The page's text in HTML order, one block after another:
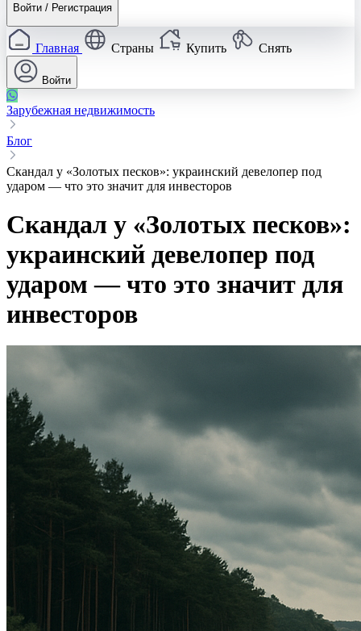
Войти / Регистрация
Главная Страны Купить Снять
Войти
Зарубежная недвижимость
Блог
Скандал у «Золотых песков»: украинский девелопер под
ударом — что это значит для инвесторов
Скандал у «Золотых песков»:
украинский девелопер под
ударом — что это значит для
инвесторов